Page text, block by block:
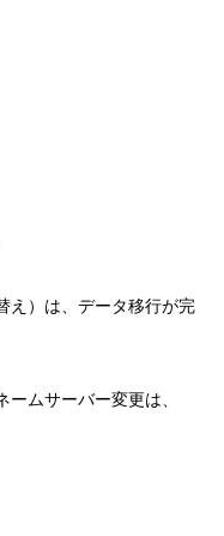
え）は、データ移行が完
ムサーバー変更は、